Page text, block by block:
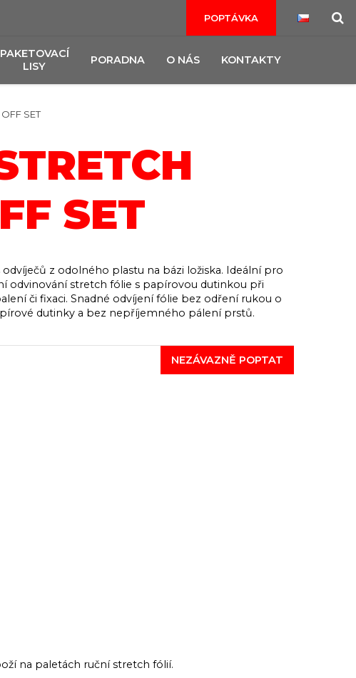
POPTÁVKA
PAKETOVACÍ
LISY
PORADNA O NÁS KONTAKTY
SET
SET
odvíječů z odolného plastu na bázi ložiska. Ideální pro
odvinování stretch fólie s papírovou dutinkou při
či fixaci. Snadné odvíjení fólie bez odření rukou o
dutinky a bez nepříjemného pálení prstů.
NEZÁVAZNĚ POPTAT
na paletách ruční stretch fólií.